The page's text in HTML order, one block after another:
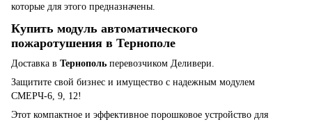
которые для этого предназначены.
Купить модуль автоматического
пожаротушения в Тернополе
Доставка в Тернополь перевозчиком Деливери.
Защитите свой бизнес и имущество с надежным модулем
СМЕРЧ-6, 9, 12!
Этот компактное и эффективное порошковое устройство для